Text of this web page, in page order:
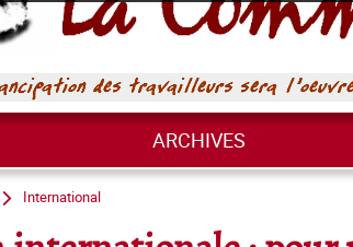
ARCHIVES
International